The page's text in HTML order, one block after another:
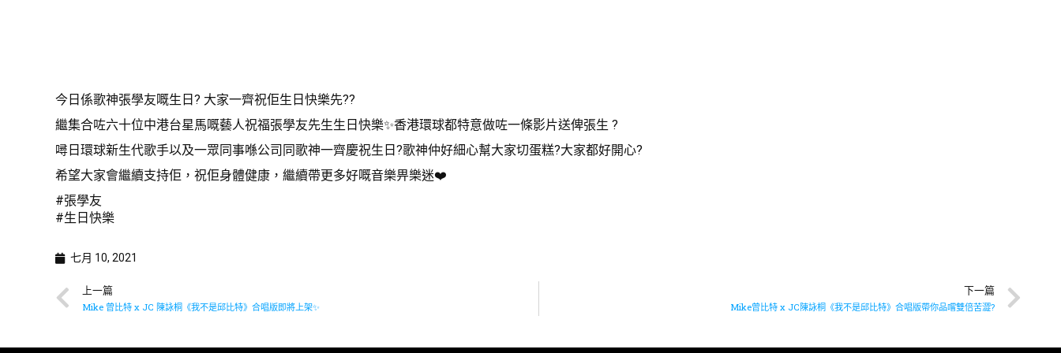
今日係歌神張學友嘅生日? 大家一齊祝佢生日快樂先??
繼集合咗六十位中港台星馬嘅藝人祝福張學友先生生日快樂✨香港環球都特意做咗一條影片送俾張生 ?
噚日環球新生代歌手以及一眾同事喺公司同歌神一齊慶祝生日?歌神仲好細心幫大家切蛋糕?大家都好開心?
希望大家會繼續支持佢，祝佢身體健康，繼續帶更多好嘅音樂畀樂迷❤️
#張學友
#生日快樂
七月 10, 2021
上一篇
Mike 曾比特 x JC 陳詠桐《我不是邱比特》合唱版即將上架✨
下一篇
Mike曾比特 x JC陳詠桐《我不是邱比特》合唱版帶你品嚐雙倍苦澀?